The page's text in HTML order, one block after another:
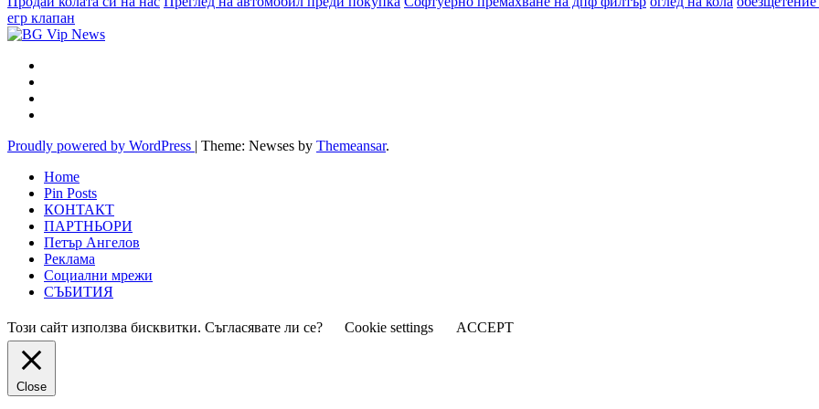
егр клапан
Proudly powered by WordPress | Theme: Newses by Themeansar.
Home
Pin Posts
КОНТАКТ
ПАРТНЬОРИ
Петър Ангелов
Реклама
Социални мрежи
СЪБИТИЯ
Този сайт използва бисквитки. Съгласявате ли се? Cookie settings ACCEPT
Close